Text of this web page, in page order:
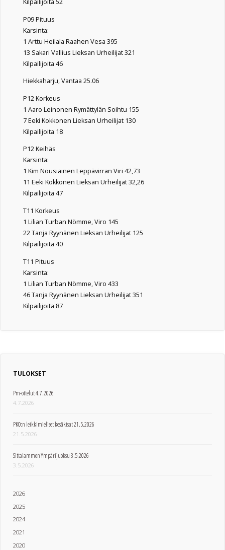
Kilpailijoita 52
P09 Pituus
Karsinta:
1 Arttu Heilala Raahen Vesa 395
13 Sakari Vallius Lieksan Urheilijat 321
Kilpailijoita 46
Hiekkaharju, Vantaa 25.06
P12 Korkeus
1 Aaro Leinonen Rymättylän Soihtu 155
7 Eeki Kokkonen Lieksan Urheilijat 130
Kilpailijoita 18
P12 Keihäs
Karsinta:
1 Kim Nousiainen Leppävirran Viri 42,73
11 Eeki Kokkonen Lieksan Urheilijat 32,26
Kilpailijoita 47
T11 Korkeus
1 Lilian Turban Nömme, Viro 145
22 Tanja Ryynänen Lieksan Urheilijat 125
Kilpailijoita 40
T11 Pituus
Karsinta:
1 Lilian Turban Nömme, Viro 433
46 Tanja Ryynänen Lieksan Urheilijat 351
Kilpailijoita 87
TULOKSET
Pm-ottelut 4.7.2026
4.7.2026
PKO:n leikkimieliset kesäkisat 21.5.2026
21.5.2026
Sittalammen Ympärijuoksu 3.5.2026
3.5.2026
2026
2025
2024
2021
2020